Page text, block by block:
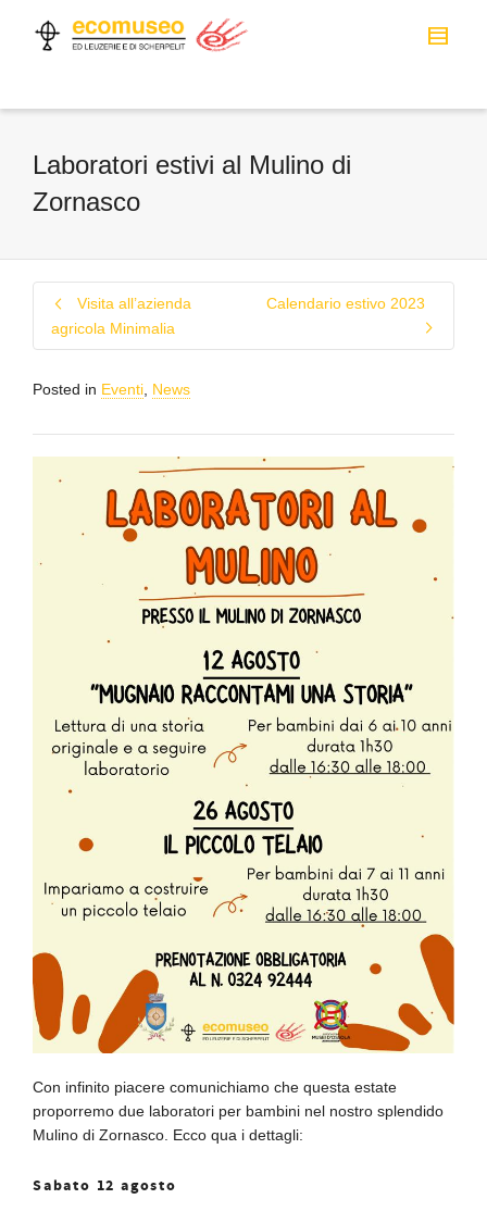
Laboratori estivi al Mulino di
Zornasco
Visita all’azienda
agricola Minimalia
Calendario estivo 2023
Posted in Eventi News
Con infinito piacere comunichiamo che questa estate
proporremo due laboratori per bambini nel nostro splendido
Mulino di Zornasco. Ecco qua i dettagli:
Sabato 12 agosto